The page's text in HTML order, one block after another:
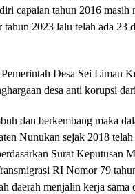
capaian tahun 2016 masih
2023 lalu telah ada 23
Desa Sei Limau
desa anti korupsi
dan berkembang maka
Nunukan sejak 2018 telah
Surat Keputusan
RI Nomor 79
daerah menjalin kerja sama